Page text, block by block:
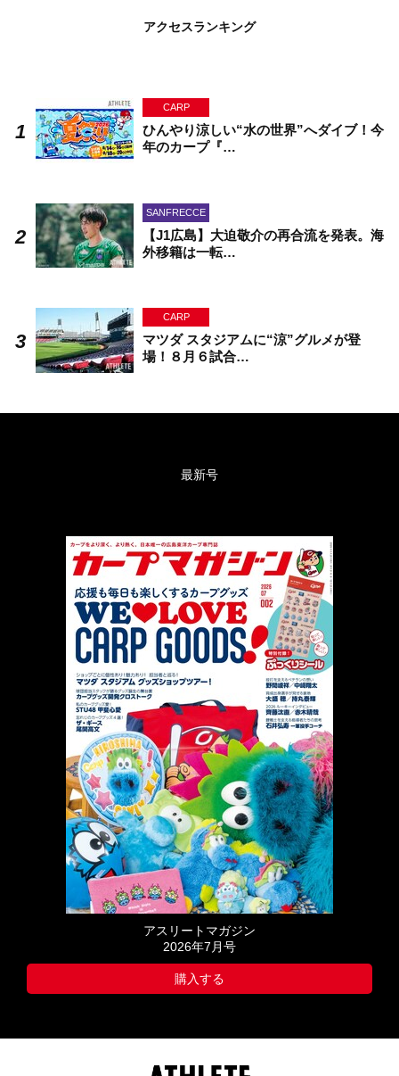
アクセスランキング
CARP
ひんやり涼しい“水の世界”へダイブ！今
年のカープ『…
SANFRECCE
【J1広島】大迫敬介の再合流を発表。海
外移籍は一転…
CARP
マツダ スタジアムに“涼”グルメが登
場！８月６試合…
最新号
アスリートマガジン
2026年7月号
購入する